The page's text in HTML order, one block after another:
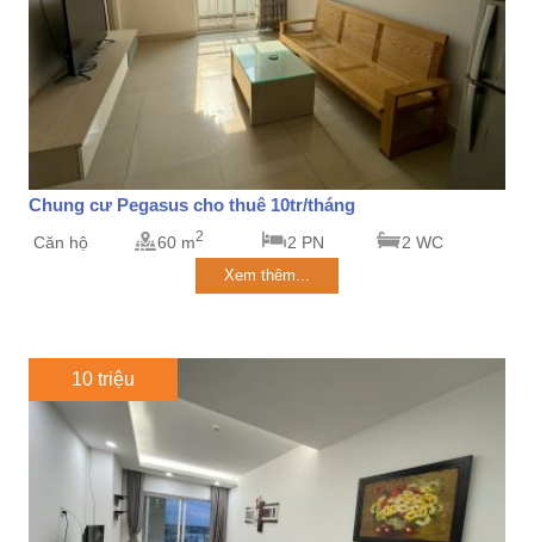
Chung cư Pegasus cho thuê 10tr/tháng
Căn hộ 60 m2 2 PN 2 WC
Xem thêm...
10 triệu